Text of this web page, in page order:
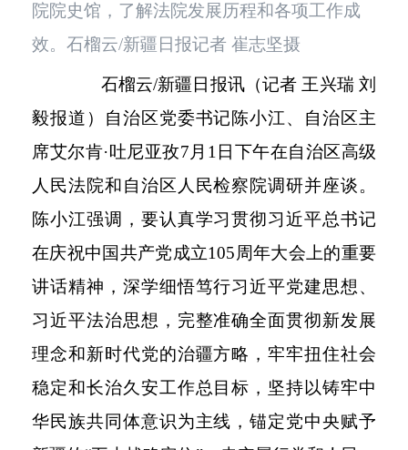
院院史馆，了解法院发展历程和各项工作成
效。石榴云/新疆日报记者 崔志坚摄
石榴云/新疆日报讯（记者 王兴瑞 刘
毅报道）自治区党委书记陈小江、自治区主
席艾尔肯·吐尼亚孜7月1日下午在自治区高级
人民法院和自治区人民检察院调研并座谈。
陈小江强调，要认真学习贯彻习近平总书记
在庆祝中国共产党成立105周年大会上的重要
讲话精神，深学细悟笃行习近平党建思想、
习近平法治思想，完整准确全面贯彻新发展
理念和新时代党的治疆方略，牢牢扭住社会
稳定和长治久安工作总目标，坚持以铸牢中
华民族共同体意识为主线，锚定党中央赋予